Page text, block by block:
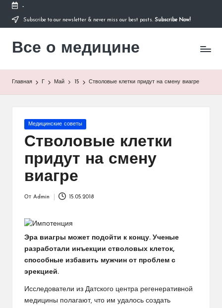
Перейти
содержимому
-
Subscribe to our newsletter & never miss our best posts. Subscribe Now!
Все о медицине
Лечитесь
Главная Г Май 15 Стволовые клетки придут на смену виагре
Опубликовано
Медицинские советы
Стволовые клетки
придут на смену
виагре
От Admin 15.05.2018
Эра виагры может подойти к концу. Ученые
разработали инъекции стволовых клеток,
способные избавить мужчин от проблем с
эрекцией.
Исследователи из Датского центра регенеративной
медицины полагают, что им удалось создать